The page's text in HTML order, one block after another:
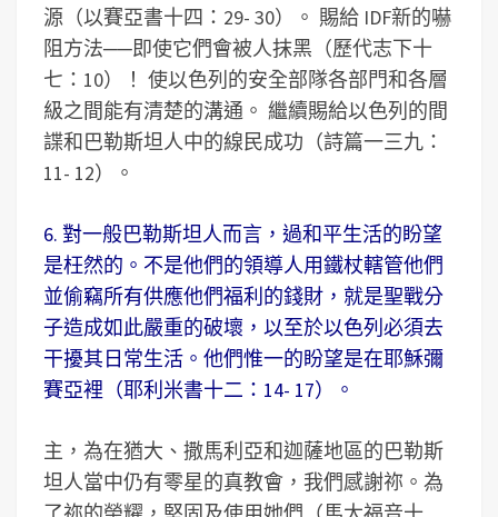
源（以賽亞書十四：29- 30）。 賜給 IDF新的嚇
阻方法──即使它們會被人抹黑（歷代志下十
七：10）！ 使以色列的安全部隊各部門和各層
級之間能有清楚的溝通。 繼續賜給以色列的間
諜和巴勒斯坦人中的線民成功（詩篇一三九：
11- 12）。
6. 對一般巴勒斯坦人而言，過和平生活的盼望
是枉然的。不是他們的領導人用鐵杖轄管他們
並偷竊所有供應他們福利的錢財，就是聖戰分
子造成如此嚴重的破壞，以至於以色列必須去
干擾其日常生活。他們惟一的盼望是在耶穌彌
賽亞裡（耶利米書十二：14- 17）。
主，為在猶大、撒馬利亞和迦薩地區的巴勒斯
坦人當中仍有零星的真教會，我們感謝祢。為